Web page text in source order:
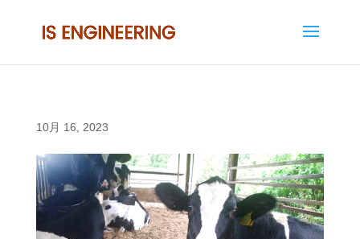
10月 16, 2023